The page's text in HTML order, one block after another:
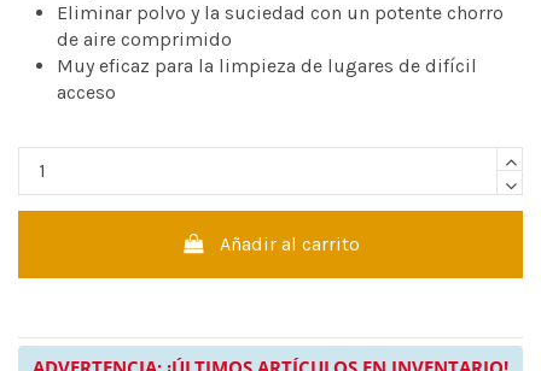
Eliminar polvo y la suciedad con un potente chorro
de aire comprimido
Muy eficaz para la limpieza de lugares de difícil
acceso
Añadir al carrito